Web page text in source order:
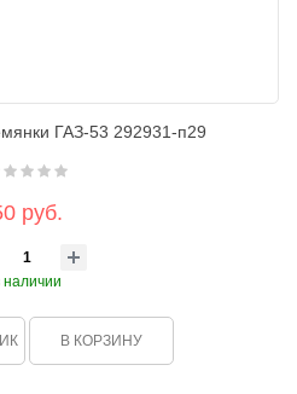
ГАЗ-53 292931-п29
руб.
наличии
В КОРЗИНУ